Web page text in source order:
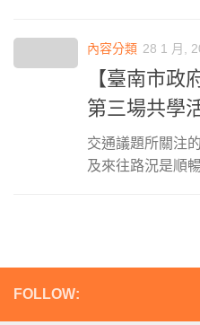
內容分類 28 1 月,
【臺南市政
第三場共學
交通議題所關注
及來往路況是順
FOLLOW: